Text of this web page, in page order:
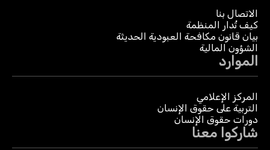
الاتصال بنا
كيف تُدار المنظمة
بيان قانون مكافحة العبودية الحديثة
الشؤون المالية
الموارد
المركز الإعلامي
التربية على حقوق الإنسان
دورات حقوق الإنسان
شاركوا معنا